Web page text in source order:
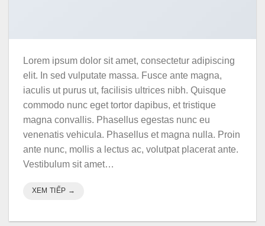
Lorem ipsum dolor sit amet, consectetur adipiscing
elit. In sed vulputate massa. Fusce ante magna,
iaculis ut purus ut, facilisis ultrices nibh. Quisque
commodo nunc eget tortor dapibus, et tristique
magna convallis. Phasellus egestas nunc eu
venenatis vehicula. Phasellus et magna nulla. Proin
ante nunc, mollis a lectus ac, volutpat placerat ante.
Vestibulum sit amet…
XEM TIẾP →